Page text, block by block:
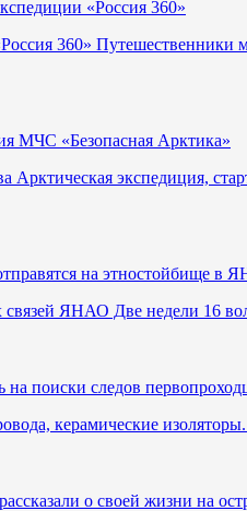
«Россия 360»
360» Путешественники
МЧС «Безопасная Арктика»
Арктическая экспедиция,
на этностойбище в
ЯНАО Две недели 16
поиски следов
керамические
о своей жизни на